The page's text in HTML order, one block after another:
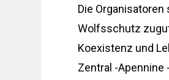
Die
Wolfsschutz
Koexistenz und
Zentral -